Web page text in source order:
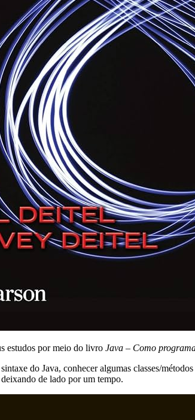
estudos por meio do livro Java – Como
do Java, conhecer algumas classes/
de lado por um tempo.